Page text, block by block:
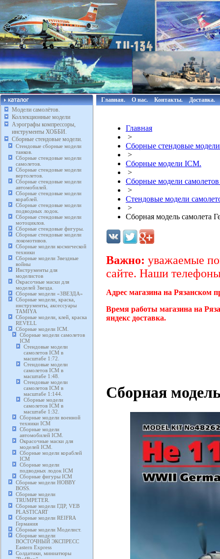
Модели самолётов.
Коллекционные модели
Аэрографы компрессоры,
инструменты ХОББИ.
Сборные стендовые модели.
Стендовые сборные модели
танков.
Сборные стендовые модели
самолетов.
Сборные стендовые модели
вертолетов.
Сборные стендовые модели
автомобилей.
Сборные стендовые модели
кораблей.
Сборные стендовые модели
подводных лодок.
Сборные стендовые модели
мотоциклов.
Сборные стендовые фигуры.
Сборные стендовые модели
локомотивов.
Сборные модели космической
техники
Сборные модели Звездные
войны
Инструменты для
моделистов
Окрасочные маски для
моделей Звезда.
Сборные модели «ЗВЕЗДА»
Сборные модели, краска,
инструменты, аксессуары
TAMIYA
Сборные модели, клей, краска
REVELL
Сборные модели ICM.
Сборные модели самолетов
ICM
Стендовые модели
самолетов ICM в
масштабе 1:72.
Стендовые модели
самолетов ICM в
масштабе 1:48.
Стендовые модели
самолетов ICM в
масштабе 1:144.
Сборные модели
самолетов ICM в
масштабе 1:32.
Сборные модели военной
техники ICM
Сборные модели
автомобилей ICM.
Окрасочные маски для
моделей ICM.
Сборные модели кораблей
ICM
Сборные модели
подводных лодок ICM
Сборные фигуры ICM
Сборные модели HOBBY
BOSS.
Сборные модели
TRUMPETER.
Сборные модели ГДР, VEB
PLASTICART
Сборные модели REIFRA
Германия
Сборные модели Моделист.
Сборные модели
ВОСТОЧНЫЙ ЭКСПРЕСС
Eastern Express
Солдатики, миниатюры
Главная. О нас. Контакты. Доставка.
Главная
>
Сборные стендовые
>
Сборные модели ICM.
>
Сборные модели
>
Стендовые модели
>
Сборная модель самолета
Важно: уважаемые
сайте. Наши
Адрес магазина на Рязанском
Время работы магазина на
яндекс доставка.
Сборная